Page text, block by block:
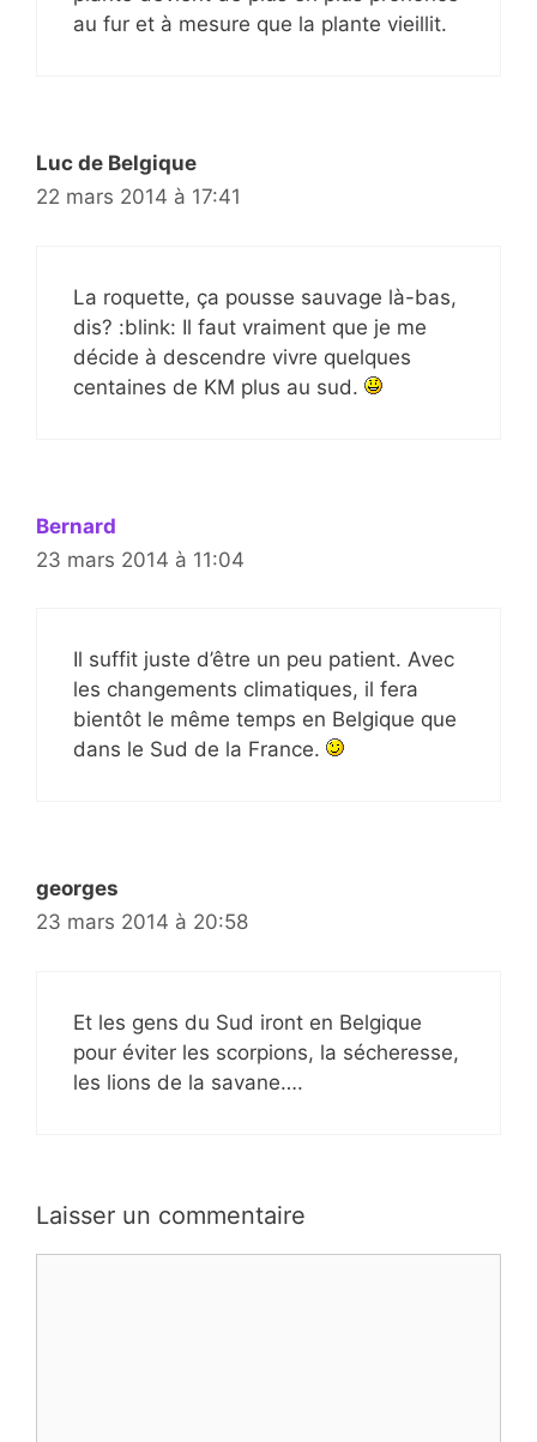
au fur et à mesure que la plante vieillit.
Luc de Belgique
22 mars 2014 à 17:41
La roquette, ça pousse sauvage là-bas,
dis? :blink: Il faut vraiment que je me
décide à descendre vivre quelques
centaines de KM plus au sud.
Bernard
23 mars 2014 à 11:04
Il suffit juste d’être un peu patient. Avec
les changements climatiques, il fera
bientôt le même temps en Belgique que
dans le Sud de la France.
georges
23 mars 2014 à 20:58
Et les gens du Sud iront en Belgique
pour éviter les scorpions, la sécheresse,
les lions de la savane….
Laisser un commentaire